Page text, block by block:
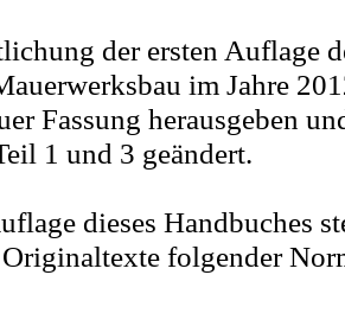
der ersten Auflage
im Jahre
Fassung herausgeben
1 und 3 geändert.
dieses Handbuches
folgender